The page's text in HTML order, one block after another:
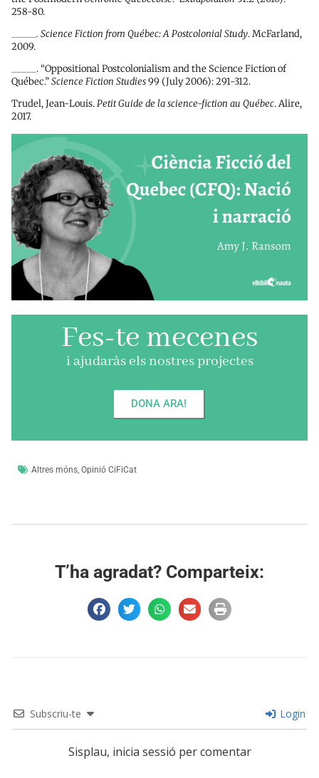
258-80.
. Science Fiction from Québec: A Postcolonial Study. McFarland,
2009.
_____. “Oppositional Postcolonialism and the Science Fiction of
Québec.”Science Fiction Studies99 (July 2006): 291-312.
Trudel, Jean-Louis.Petit Guide de la science-fiction au Québec. Alire,
2017.
Fes-te mecenes
i ajudaràs els nostres projectes
DONA ARA!
Altres móns, Opinió CiFiCat
T’ha agradat? Comparteix:
Subscriu-te Login
Sisplau, inicia sessió per comentar